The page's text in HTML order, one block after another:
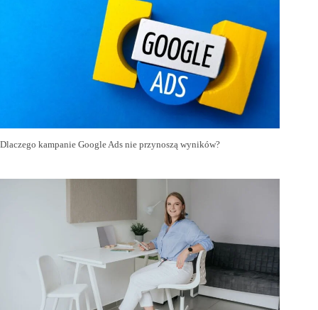
Dlaczego kampanie Google Ads nie przynoszą wyników?